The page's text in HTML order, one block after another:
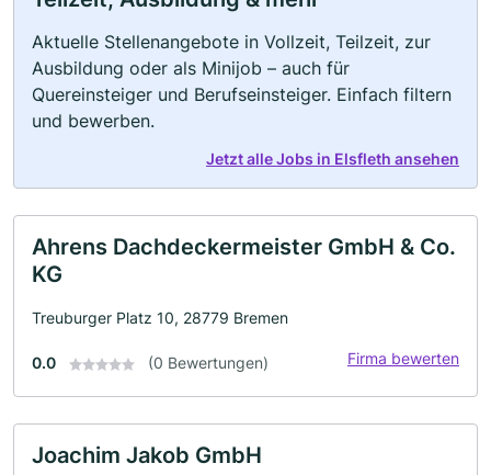
Aktuelle Stellenangebote in Vollzeit, Teilzeit, zur
Ausbildung oder als Minijob – auch für
Quereinsteiger und Berufseinsteiger. Einfach filtern
und bewerben.
Jetzt alle Jobs in Elsfleth ansehen
Ahrens Dachdeckermeister GmbH & Co.
KG
Treuburger Platz 10, 28779 Bremen
0.0 (0 Bewertungen) Firma bewerten
Joachim Jakob GmbH